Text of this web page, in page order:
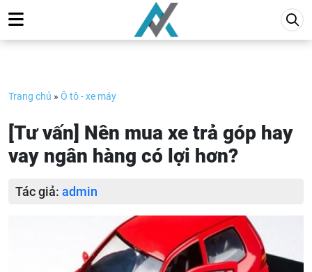
to
content
Trang chủ » Ô tô - xe máy
[Tư vấn] Nên mua xe trả góp hay
vay ngân hàng có lợi hơn?
Tác giả: admin